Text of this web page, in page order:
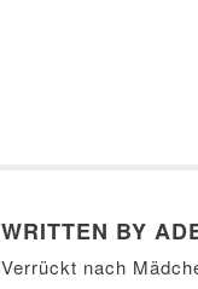
WRITTEN BY
Verrückt nach